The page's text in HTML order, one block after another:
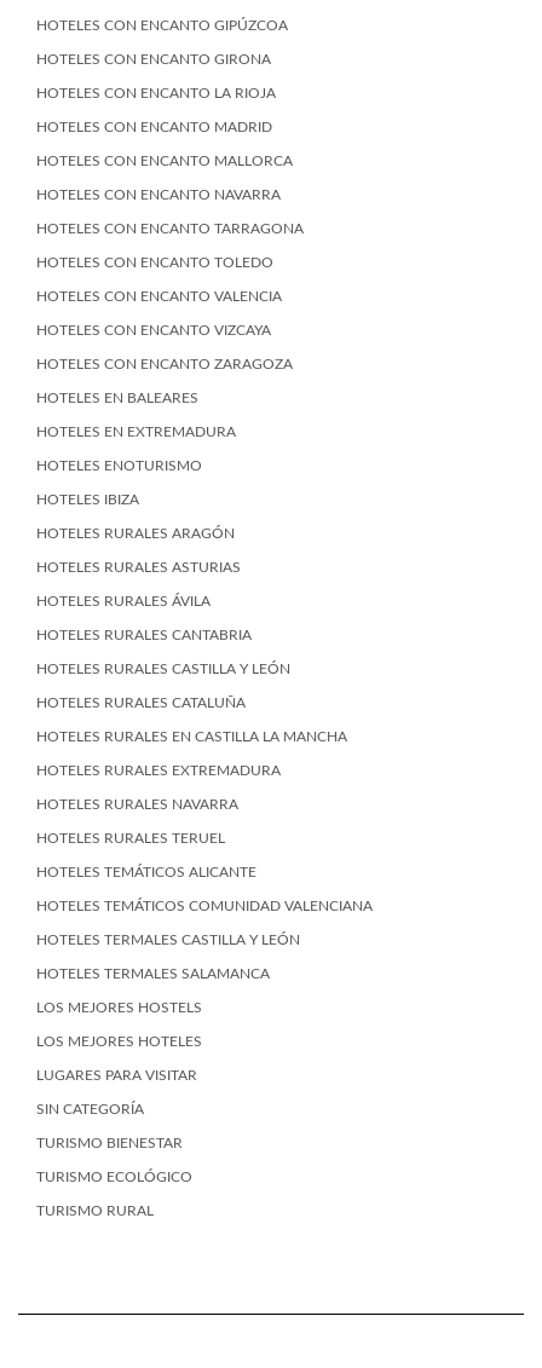
HOTELES CON ENCANTO GIPÚZCOA
HOTELES CON ENCANTO GIRONA
HOTELES CON ENCANTO LA RIOJA
HOTELES CON ENCANTO MADRID
HOTELES CON ENCANTO MALLORCA
HOTELES CON ENCANTO NAVARRA
HOTELES CON ENCANTO TARRAGONA
HOTELES CON ENCANTO TOLEDO
HOTELES CON ENCANTO VALENCIA
HOTELES CON ENCANTO VIZCAYA
HOTELES CON ENCANTO ZARAGOZA
HOTELES EN BALEARES
HOTELES EN EXTREMADURA
HOTELES ENOTURISMO
HOTELES IBIZA
HOTELES RURALES ARAGÓN
HOTELES RURALES ASTURIAS
HOTELES RURALES ÁVILA
HOTELES RURALES CANTABRIA
HOTELES RURALES CASTILLA Y LEÓN
HOTELES RURALES CATALUÑA
HOTELES RURALES EN CASTILLA LA MANCHA
HOTELES RURALES EXTREMADURA
HOTELES RURALES NAVARRA
HOTELES RURALES TERUEL
HOTELES TEMÁTICOS ALICANTE
HOTELES TEMÁTICOS COMUNIDAD VALENCIANA
HOTELES TERMALES CASTILLA Y LEÓN
HOTELES TERMALES SALAMANCA
LOS MEJORES HOSTELS
LOS MEJORES HOTELES
LUGARES PARA VISITAR
SIN CATEGORÍA
TURISMO BIENESTAR
TURISMO ECOLÓGICO
TURISMO RURAL